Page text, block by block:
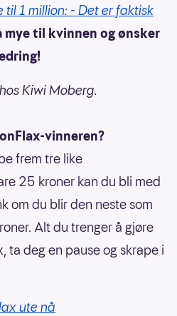
1 million: - Det er faktisk
mye til kvinnen og ønsker
Kiwi Moberg.
vinneren?
frem tre like
25 kroner kan du bli med
om du blir den neste som
Alt du trenger å gjøre
ta deg en pause og skrape i
ute nå